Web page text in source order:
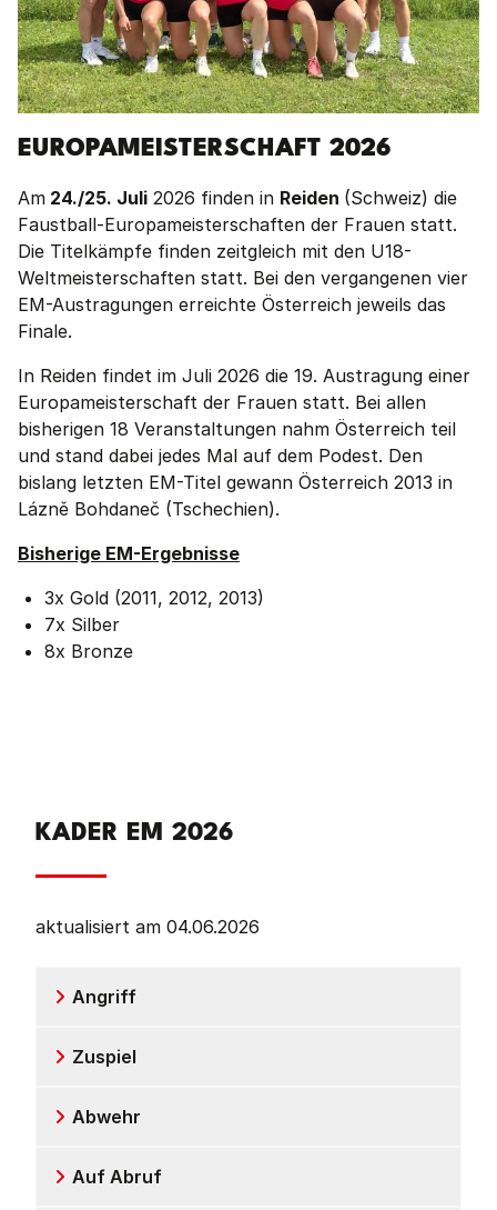
EUROPAMEISTERSCHAFT 2026
Am 24./25. Juli 2026 finden in Reiden (Schweiz) die
Faustball-Europameisterschaften der Frauen statt.
Die Titelkämpfe finden zeitgleich mit den U18-
Weltmeisterschaften statt. Bei den vergangenen vier
EM-Austragungen erreichte Österreich jeweils das
Finale.
In Reiden findet im Juli 2026 die 19. Austragung einer
Europameisterschaft der Frauen statt. Bei allen
bisherigen 18 Veranstaltungen nahm Österreich teil
und stand dabei jedes Mal auf dem Podest. Den
bislang letzten EM-Titel gewann Österreich 2013 in
Lázně Bohdaneč (Tschechien).
Bisherige EM-Ergebnisse
3x Gold (2011, 2012, 2013)
7x Silber
8x Bronze
KADER EM 2026
aktualisiert am 04.06.2026
Angriff
Zuspiel
Abwehr
Auf Abruf